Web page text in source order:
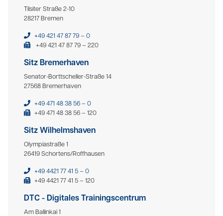
Tilsiter Straße 2-10
28217 Bremen
+49 421 47 87 79 – 0
+49 421 47 87 79 – 220
Sitz Bremerhaven
Senator-Borttscheller-Straße 14
27568 Bremerhaven
+49 471 48 38 56 – 0
+49 471 48 38 56 – 120
Sitz Wilhelmshaven
Olympiastraße 1
26419 Schortens/Roffhausen
+49 4421 77 41 5 – 0
+49 4421 77 41 5 – 120
DTC - Digitales Trainingscentrum
Am Ballinkai 1